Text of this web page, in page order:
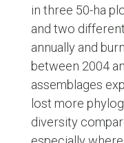
in three 50-ha
and two
annually and
between 2004
assemblages
lost more
diversity